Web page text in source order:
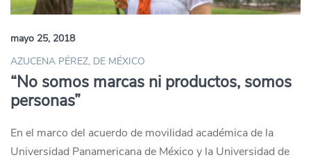
mayo 25, 2018
AZUCENA PÉREZ, DE MÉXICO
“No somos marcas ni productos, somos
personas”
En el marco del acuerdo de movilidad académica de la
Universidad Panamericana de México y la Universidad de